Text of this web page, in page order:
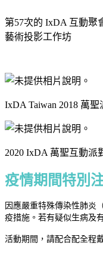
第57次的 IxDA 互動聚
藝術投影工作坊
IxDA Taiwan 2018 萬
2020 IxDA 萬聖互動派
疫情期間特別
因應嚴重特殊傳染性肺炎
疫措施。若有疑似生病及
活動期間，請配合配全程